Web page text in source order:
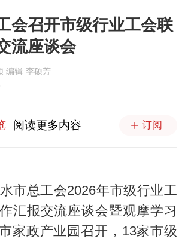
会召开市级行业工会联
流座谈会
编辑 李硕芳
阅读更多内容 订阅
市总工会2026年市级行业工
汇报交流座谈会暨观摩学习
家政产业园召开，13家市级